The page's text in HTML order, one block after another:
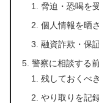
脅迫・恐喝を
個人情報を晒
融資詐欺・保
警察に相談する
残しておくべ
やり取りを記